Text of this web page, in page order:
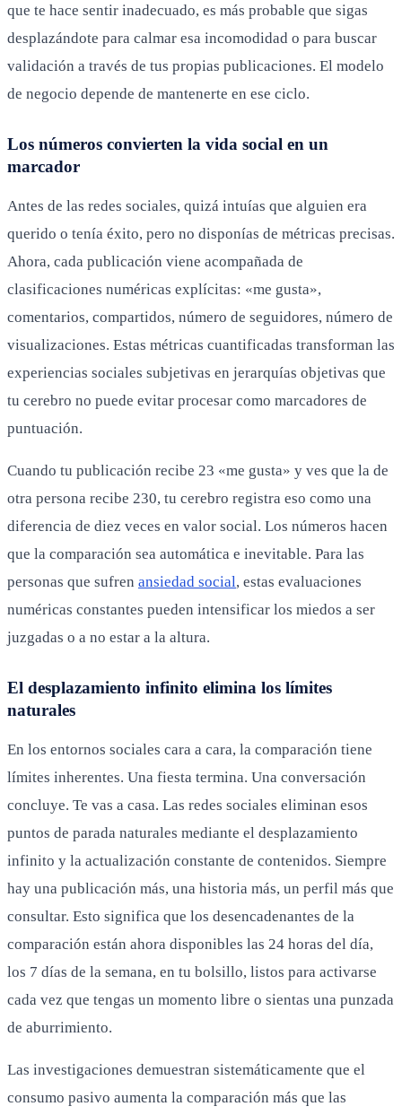
que te hace sentir inadecuado, es más probable que sigas
desplazándote para calmar esa incomodidad o para buscar
validación a través de tus propias publicaciones. El modelo
de negocio depende de mantenerte en ese ciclo.
Los números convierten la vida social en un
marcador
Antes de las redes sociales, quizá intuías que alguien era
querido o tenía éxito, pero no disponías de métricas precisas.
Ahora, cada publicación viene acompañada de
clasificaciones numéricas explícitas: «me gusta»,
comentarios, compartidos, número de seguidores, número de
visualizaciones. Estas métricas cuantificadas transforman las
experiencias sociales subjetivas en jerarquías objetivas que
tu cerebro no puede evitar procesar como marcadores de
puntuación.
Cuando tu publicación recibe 23 «me gusta» y ves que la de
otra persona recibe 230, tu cerebro registra eso como una
diferencia de diez veces en valor social. Los números hacen
que la comparación sea automática e inevitable. Para las
personas que sufren ansiedad social, estas evaluaciones
numéricas constantes pueden intensificar los miedos a ser
juzgadas o a no estar a la altura.
El desplazamiento infinito elimina los límites
naturales
En los entornos sociales cara a cara, la comparación tiene
límites inherentes. Una fiesta termina. Una conversación
concluye. Te vas a casa. Las redes sociales eliminan esos
puntos de parada naturales mediante el desplazamiento
infinito y la actualización constante de contenidos. Siempre
hay una publicación más, una historia más, un perfil más que
consultar. Esto significa que los desencadenantes de la
comparación están ahora disponibles las 24 horas del día,
los 7 días de la semana, en tu bolsillo, listos para activarse
cada vez que tengas un momento libre o sientas una punzada
de aburrimiento.
Las investigaciones demuestran sistemáticamente que el
consumo pasivo aumenta la comparación más que las